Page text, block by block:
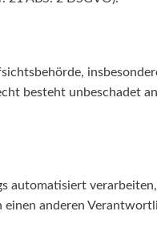
besteht unbeschadet
automatisiert
anderen